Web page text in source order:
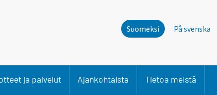
Suomeksi På svenska
ja palvelut Ajankohtaista Tietoa meistä